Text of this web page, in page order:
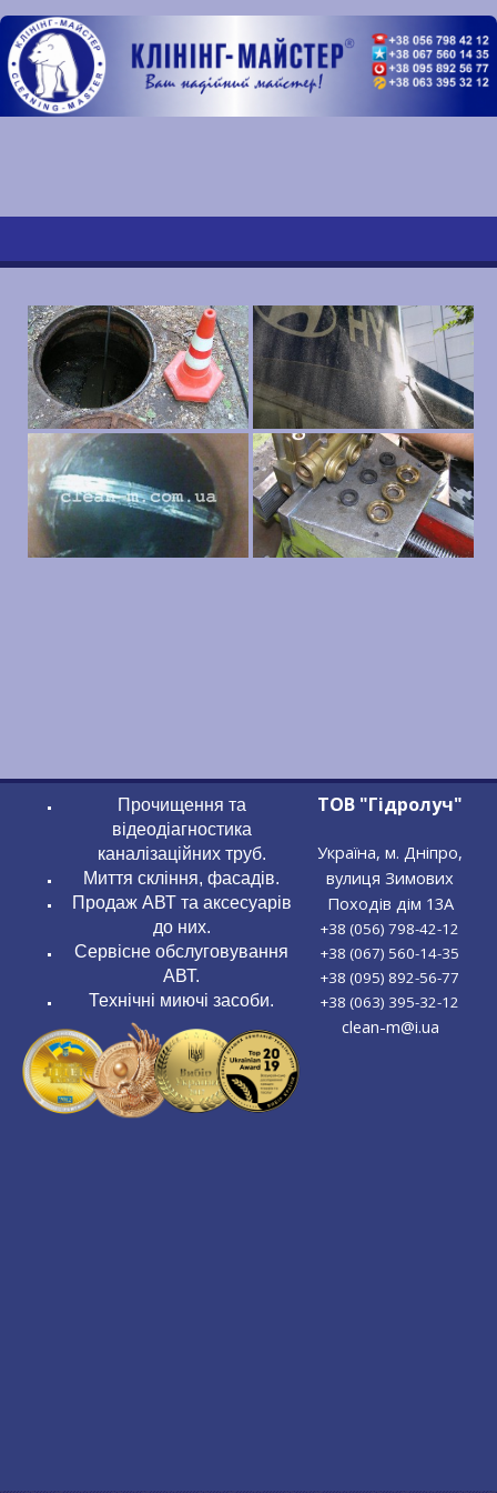
Прочищення та
відеодіагностика
каналізаційних труб.
Миття скління, фасадів.
Продаж АВТ та аксесуарів
до них.
Сервісне обслуговування
АВТ.
Технічні миючі засоби.
ТОВ "Гідролуч"
Україна, м. Дніпро,
вулиця Зимових
Походів дім 13А
+38 (056) 798-42-12
+38 (067) 560-14-35
+38 (095) 892-56-77
+38 (063) 395-32-12
clean-m@i.ua